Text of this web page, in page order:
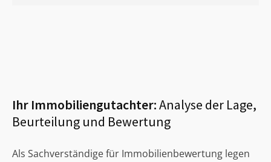
Ihr Immobiliengutachter:Analyse der Lage,
Beurteilung und Bewertung
Als Sachverständige für Immobilienbewertung legen